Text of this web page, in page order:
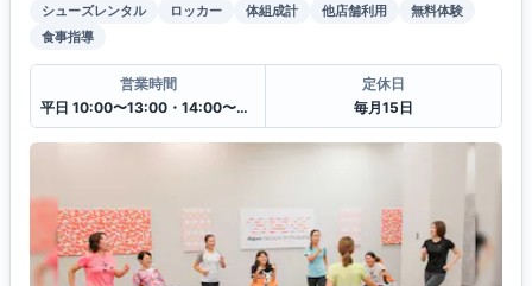
シューズレンタル ロッカー 体組成計 他店舗利用
無料体験
食事指導
営業時間
平日 10:00〜13:00・14:00〜20:30
定休日
毎月15日